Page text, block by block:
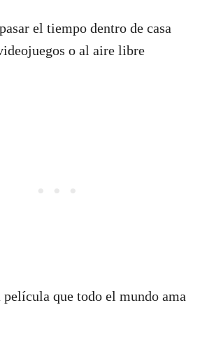
el tiempo dentro de casa
o al aire libre
película que todo el mundo ama